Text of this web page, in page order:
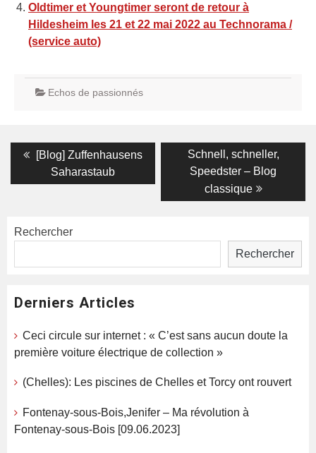
Oldtimer et Youngtimer seront de retour à
Hildesheim les 21 et 22 mai 2022 au Technorama /
(service auto)
Echos de passionnés
Navigation
Previous
post:
[Blog] Zuffenhausens
Saharastaub
Next
post:
Schnell, schneller,
Speedster – Blog
classique
Rechercher
Rechercher
Derniers Articles
Ceci circule sur internet : « C’est sans aucun doute la
première voiture électrique de collection »
(Chelles): Les piscines de Chelles et Torcy ont rouvert
Fontenay-sous-Bois,Jenifer – Ma révolution à
Fontenay-sous-Bois [09.06.2023]